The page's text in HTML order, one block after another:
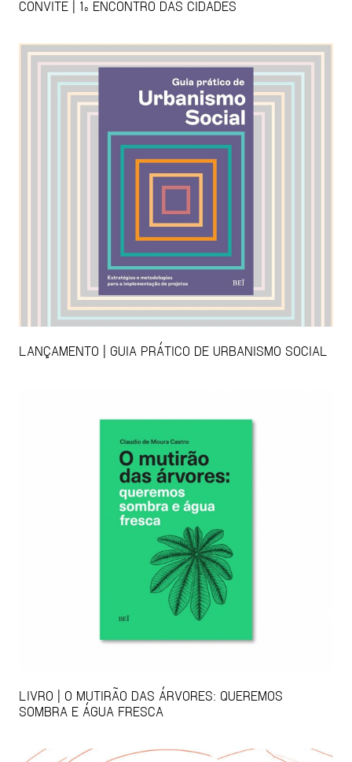
CONVITE | 1º ENCONTRO DAS CIDADES
LANÇAMENTO | GUIA PRÁTICO DE URBANISMO SOCIAL
LIVRO | O MUTIRÃO DAS ÁRVORES: QUEREMOS
SOMBRA E ÁGUA FRESCA